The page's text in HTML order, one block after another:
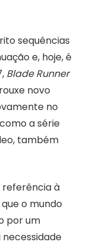
sequências
e, hoje, é
Blade Runner
novo
no
a série
também
referência à
o mundo
por um